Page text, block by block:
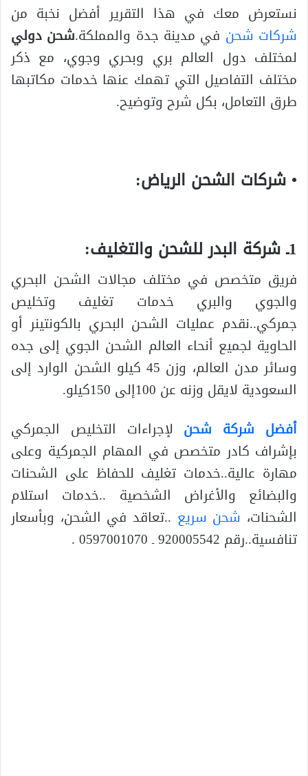
نستعرض معك في هذا التقرير أفضل نخبة من
شركات شحن في مدينة جدة والمملكة.شحن دولي
لمختلف دول العالم بري وبحري وجوي، مع ذكر
مختلف التفاصيل التي تهمك عنها خدمات مكاتبها
طرق التعامل، بكل شرح وتوضيح.
• شركات الشحن الرياض:
1ـ شركة البدر للشحن والتغليف:
فريق متخصص في مختلف مجالات الشحن البحري
والجوي والبري خدمات تغليف وتخليص
جمركي..نقدم عمليات الشحن البحري بالكونتينر أو
الحاوية لجميع أنحاء العالم الشحن الجوي إلى جده
وسائر مدن العالم، وزن 45 كيلو الشحن الوارد إلى
السعودية لايقل وزنه عن 100إلى 150كيلو.
أفضل شركة شحن لإجراءات التخليص الجمركي
بإشراف كادر متخصص في المهام الجمركية وعلى
مهارة عالية..خدمات تغليف للحفاظ على الشحنات
والبضائع والأغراض الشخصية ..خدمات استلام
الشحنات، شحن سريع ..تعاقد في الشحن، وبأسعار
تنافسية..رقم 920005542 ـ 0597001070 .